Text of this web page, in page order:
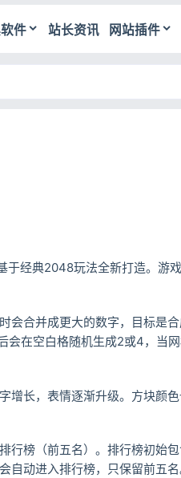
件 站长资讯 网站插件
经典2048玩法全新打造。游
会合并成更大的数字，目标是
会在空白格随机生成2或4，当
长，表情逐渐升级。方块颜
行榜（前五名）。排行榜初始
自动进入排行榜，只保留前五